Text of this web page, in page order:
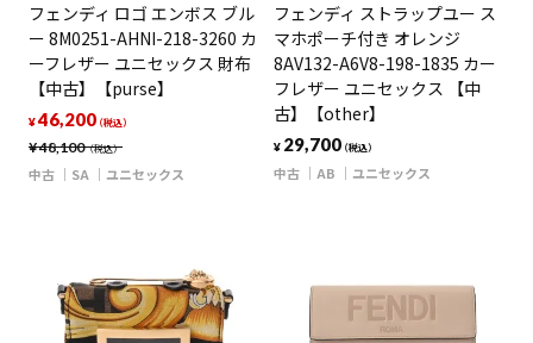
フェンディ ロゴ エンボス ブル
ー 8M0251-AHNI-218-3260 カ
ーフレザー ユニセックス 財布
【中古】【purse】
¥48,100（税込）
¥46,200（税込）
中古 SA ユニセックス
フェンディ ストラップユー ス
マホポーチ付き オレンジ
8AV132-A6V8-198-1835 カー
フレザー ユニセックス 【中
古】【other】
¥ 29,700（税込）
中古 AB ユニセックス